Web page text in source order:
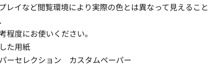
レイなど閲覧環境により実際の色とは異なって見えること
度にお使いください。
た用紙
ーセレクション カスタムペーパー